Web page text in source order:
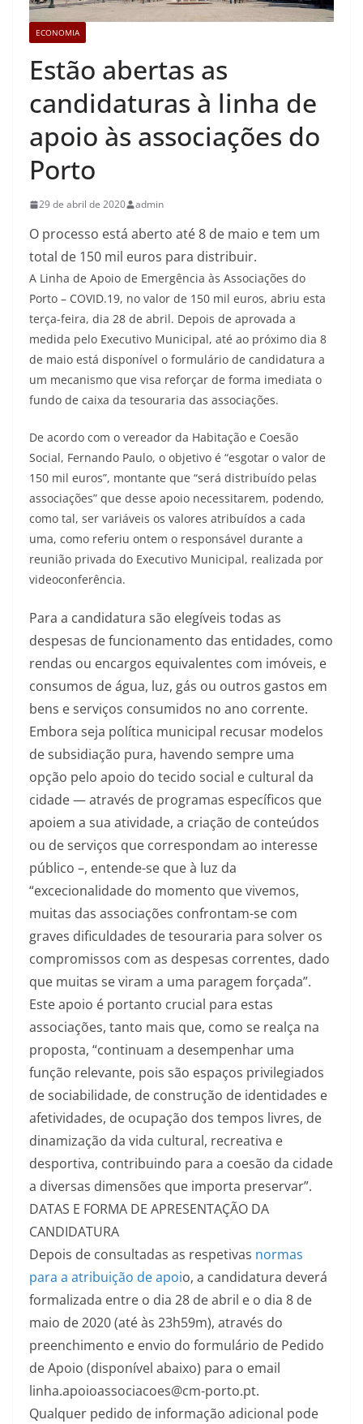
ECONOMIA
Estão abertas as
candidaturas à linha de
apoio às associações do
Porto
29 de abril de 2020 admin
O processo está aberto até 8 de maio e tem um
total de 150 mil euros para distribuir.
A Linha de Apoio de Emergência às Associações do
Porto – COVID.19, no valor de 150 mil euros, abriu esta
terça-feira, dia 28 de abril. Depois de aprovada a
medida pelo Executivo Municipal, até ao próximo dia 8
de maio está disponível o formulário de candidatura a
um mecanismo que visa reforçar de forma imediata o
fundo de caixa da tesouraria das associações.
De acordo com o vereador da Habitação e Coesão
Social, Fernando Paulo, o objetivo é “esgotar o valor de
150 mil euros”, montante que “será distribuído pelas
associações” que desse apoio necessitarem, podendo,
como tal, ser variáveis os valores atribuídos a cada
uma, como referiu ontem o responsável durante a
reunião privada do Executivo Municipal, realizada por
videoconferência.
Para a candidatura são elegíveis todas as
despesas de funcionamento das entidades, como
rendas ou encargos equivalentes com imóveis, e
consumos de água, luz, gás ou outros gastos em
bens e serviços consumidos no ano corrente.
Embora seja política municipal recusar modelos
de subsidiação pura, havendo sempre uma
opção pelo apoio do tecido social e cultural da
cidade — através de programas específicos que
apoiem a sua atividade, a criação de conteúdos
ou de serviços que correspondam ao interesse
público –, entende-se que à luz da
“excecionalidade do momento que vivemos,
muitas das associações confrontam-se com
graves dificuldades de tesouraria para solver os
compromissos com as despesas correntes, dado
que muitas se viram a uma paragem forçada”.
Este apoio é portanto crucial para estas
associações, tanto mais que, como se realça na
proposta, “continuam a desempenhar uma
função relevante, pois são espaços privilegiados
de sociabilidade, de construção de identidades e
afetividades, de ocupação dos tempos livres, de
dinamização da vida cultural, recreativa e
desportiva, contribuindo para a coesão da cidade
a diversas dimensões que importa preservar”.
DATAS E FORMA DE APRESENTAÇÃO DA
CANDIDATURA
Depois de consultadas as respetivas normas
para a atribuição de apoio, a candidatura deverá
formalizada entre o dia 28 de abril e o dia 8 de
maio de 2020 (até às 23h59m), através do
preenchimento e envio do formulário de Pedido
de Apoio (disponível abaixo) para o email
linha.apoioassociacoes@cm-porto.pt.
Qualquer pedido de informação adicional pode